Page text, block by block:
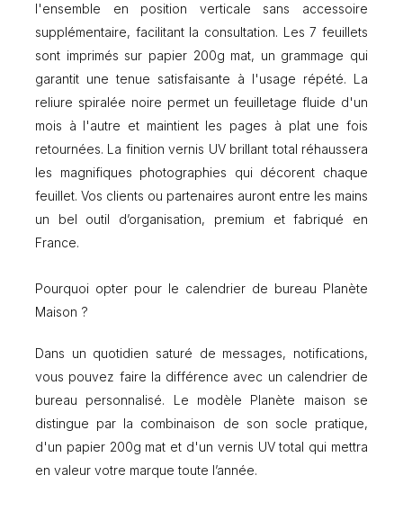
l'ensemble en position verticale sans accessoire
supplémentaire, facilitant la consultation. Les 7 feuillets
sont imprimés sur papier 200g mat, un grammage qui
garantit une tenue satisfaisante à l'usage répété. La
reliure spiralée noire permet un feuilletage fluide d'un
mois à l'autre et maintient les pages à plat une fois
retournées. La finition vernis UV brillant total réhaussera
les magnifiques photographies qui décorent chaque
feuillet. Vos clients ou partenaires auront entre les mains
un bel outil d’organisation, premium et fabriqué en
France.
Pourquoi opter pour le calendrier de bureau Planète
Maison ?
Dans un quotidien saturé de messages, notifications,
vous pouvez faire la différence avec un calendrier de
bureau personnalisé. Le modèle Planète maison se
distingue par la combinaison de son socle pratique,
d'un papier 200g mat et d'un vernis UV total qui mettra
en valeur votre marque toute l’année.